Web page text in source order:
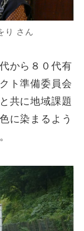
り さん
から８０代有
ト準備委員会
共に地域課題
に染まるよう